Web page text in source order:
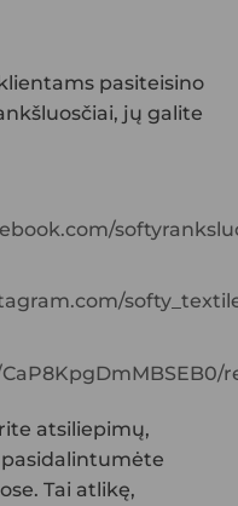
pasiteisino
, jų galite
atsiliepimų,
Tai atlikę,